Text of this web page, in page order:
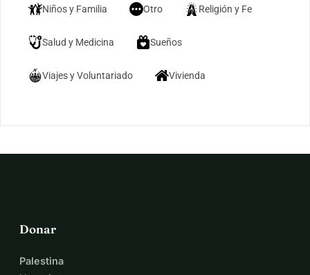
Niños y Familia Otro Religión y Fe
Salud y Medicina Sueños
Viajes y Voluntariado Vivienda
Donar
Palestina